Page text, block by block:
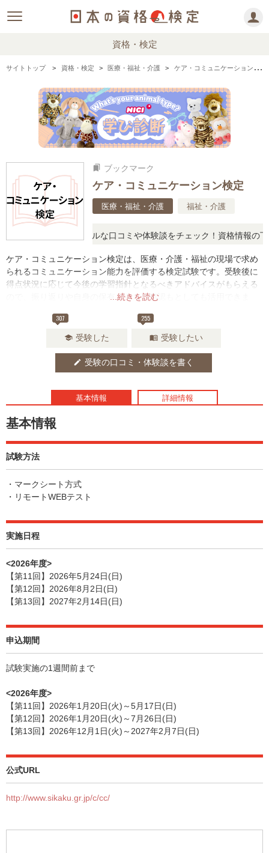
資格・検定
サイトトップ 資格・検定 医療・福祉・介護 ケア・コミュニケーション検定の情報まとめ
bookmarks ブックマーク
ケア・コミュニケーション検定
医療・福祉・介護 福祉・介護
に思ったら、リアルな口コミや体験談をチェック！資格情報の下か
...続きを読む
ケア・コミュニケーション検定は、医療・介護・福祉の現場で求め
られるコミュニケーション能力を評価する検定試験です。受験後に
得点状況に応じて今後の学習指針となるべきアドバイスがもらえる
ので、振り返りや自身の保有スキルの確認もとしても活用できま
307
school 受験した
255
menu_book 受験したい
edit 受験の口コミ・体験談を書く
基本情報 詳細情報
基本情報
試験方法
・マークシート方式
・リモートWEBテスト
実施日程
<2026年度>
【第11回】2026年5月24日(日)
【第12回】2026年8月2日(日)
【第13回】2027年2月14日(日)
申込期間
試験実施の1週間前まで
<2026年度>
【第11回】2026年1月20日(火)～5月17日(日)
【第12回】2026年1月20日(火)～7月26日(日)
【第13回】2026年12月1日(火)～2027年2月7日(日)
公式URL
http://www.sikaku.gr.jp/c/cc/